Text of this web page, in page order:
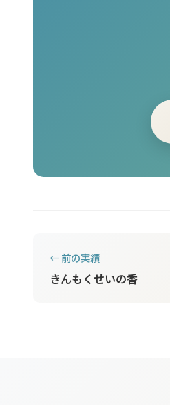
← 前の実績
きんもくせいの香